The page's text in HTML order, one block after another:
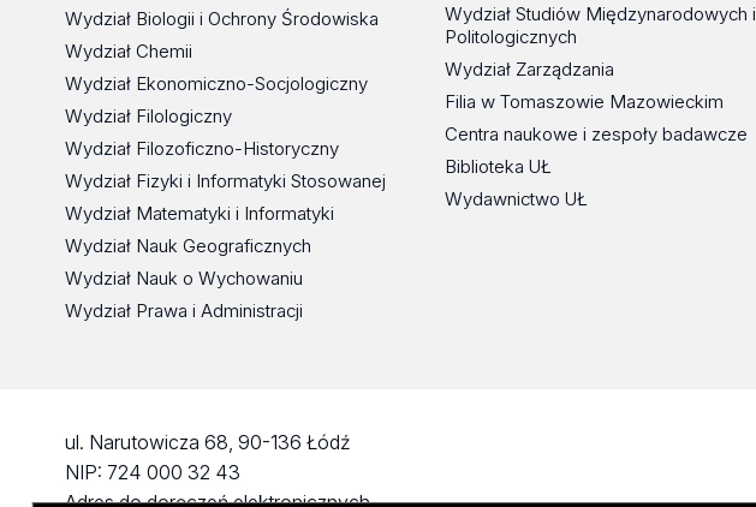
Wydział Biologii i Ochrony Środowiska
Wydział Chemii
Wydział Ekonomiczno-Socjologiczny
Wydział Filologiczny
Wydział Filozoficzno-Historyczny
Wydział Fizyki i Informatyki Stosowanej
Wydział Matematyki i Informatyki
Wydział Nauk Geograficznych
Wydział Nauk o Wychowaniu
Wydział Prawa i Administracji
Wydział Studiów Międzynarodowych i
Politologicznych
Wydział Zarządzania
Filia w Tomaszowie Mazowieckim
Centra naukowe i zespoły badawcze
Biblioteka UŁ
Wydawnictwo UŁ
ul. Narutowicza 68, 90-136 Łódź
NIP: 724 000 32 43
Adres do doręczeń elektronicznych